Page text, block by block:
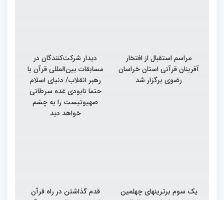
مراسم استقبال از افتخار
آفرینان قرآنی استان خراسان
رضوی برگزار شد
دیدار شرکت‌کنندگان در
مسابقات بین‌المللی قرآن با
رهبر انقلاب/ دنیای اسلام
حتما نابودی غده سرطانی
صهیونیست را به چشم
خواهد دید
یک سوم برترینهای چهلمین
قدم گذاشتن در راه قرآن